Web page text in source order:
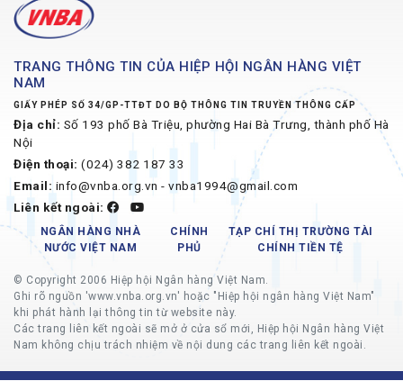
TRANG THÔNG TIN CỦA HIỆP HỘI NGÂN HÀNG VIỆT
GIẤY PHÉP SỐ 34/GP-TTĐT DO BỘ THÔNG TIN TRUYỀN THÔNG CẤP
Địa chỉ:
Số 193 phố Bà Triệu, phường Hai Bà Trưng, thành phố Hà
Nội
Điện thoại:
(024) 382 187 33
info@vnba.org.vn - vnba1994@gmail.com
Liên kết ngoài:
NGÂN HÀNG NHÀ
NƯỚC VIỆT NAM
CHÍNH
TẠP CHÍ THỊ TRƯỜNG TÀI
© Copyright 2006 Hiệp hội Ngân hàng Việt Nam.
Ghi rõ nguồn 'www.vnba.org.vn' hoặc "Hiệp hội ngân hàng Việt Nam"
khi phát hành lại thông tin từ website này.
Các trang liên kết ngoài sẽ mở ở cửa sổ mới, Hiệp hội Ngân hàng Việt